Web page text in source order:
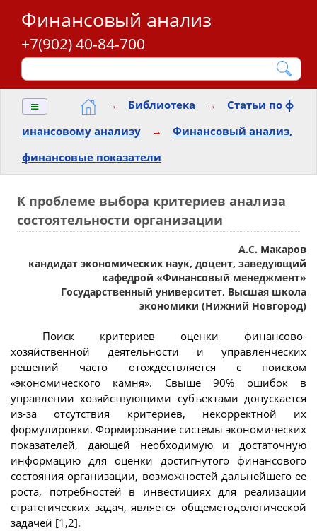
Финансовый анализ
+7(902) 40-84-700
≡ → Библиотека →
Статьи по ф
инансовому анализу
→
Финансовый анализ,
финансовые показатели
К проблеме выбора критериев анализа
состоятельности организации
А.С. Макаров
кандидат экономических наук, доцент, заведующий
кафедрой «Финансовый менеджмент»
Государственный университет, Высшая школа
экономики (Нижний Новгород)
Поиск критериев оценки финансово-
хозяйственной деятельности и управленческих
решений часто отождествляется с поиском
«экономического камня». Свыше 90% ошибок в
управлении хозяйствующими субъектами допускается
из-за отсутствия критериев, некорректной их
формулировки. Формирование системы экономических
показателей, дающей необходимую и достаточную
информацию для оценки достигнутого финансового
состояния организации, возможностей дальнейшего ее
роста, потребностей в инвестициях для реализации
стратегических задач, является общеметодологической
задачей [1,2].